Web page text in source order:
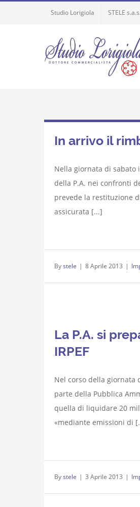
Studio Lorigiola STELE s.a.s.
In arrivo il
Nella giornata di sabato
della P.A. nei confronti
prevede la restituzione
assicurata [...]
Bystele | 8 Aprile 2013 |
La P.A. si
IRPEF
Nel corso della giornata
parte della Pubblica
quella di liquidare 20
«mediante emissioni di
Bystele | 3 Aprile 2013 |